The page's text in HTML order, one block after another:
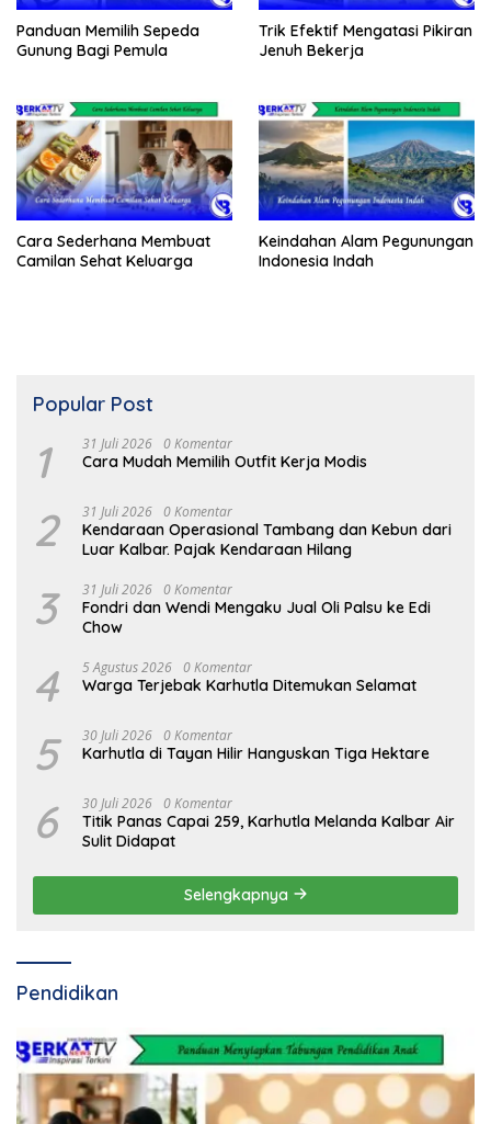
Panduan Memilih Sepeda
Gunung Bagi Pemula
Trik Efektif Mengatasi Pikiran
Jenuh Bekerja
Cara Sederhana Membuat
Camilan Sehat Keluarga
Keindahan Alam Pegunungan
Indonesia Indah
Popular Post
1 31 Juli 2026 0 Komentar
Cara Mudah Memilih Outfit Kerja Modis
2 31 Juli 2026 0 Komentar
Kendaraan Operasional Tambang dan Kebun dari
Luar Kalbar. Pajak Kendaraan Hilang
3 31 Juli 2026 0 Komentar
Fondri dan Wendi Mengaku Jual Oli Palsu ke Edi
Chow
4 5 Agustus 2026 0 Komentar
Warga Terjebak Karhutla Ditemukan Selamat
5 30 Juli 2026 0 Komentar
Karhutla di Tayan Hilir Hanguskan Tiga Hektare
6 30 Juli 2026 0 Komentar
Titik Panas Capai 259, Karhutla Melanda Kalbar Air
Sulit Didapat
Selengkapnya
Pendidikan